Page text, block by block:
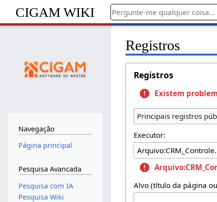
CIGAM WIKI
Registros
Registros
Existem
Principais registros
Executor:
Alvo (título da página
Navegação
Página principal
Pesquisa Avancada
Pesquisa com IA
Pesquisa Wiki